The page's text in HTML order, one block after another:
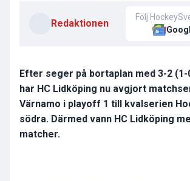
Redaktionen
Följ
Efter seger på bortaplan med 3-2 (1-
har HC Lidköping nu avgjort
Värnamo i playoff 1 till kvalserien
södra. Därmed vann HC Lidköping
matcher.